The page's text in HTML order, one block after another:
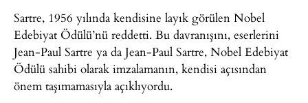
Sartre, 1956 yılında kendisine layık görülen Nobel
Edebiyat Ödülü’nü reddetti. Bu davranışını, eserlerini
Jean-Paul Sartre ya da Jean-Paul Sartre, Nobel Edebiyat
Ödülü sahibi olarak imzalamanın, kendisi açısından
önem taşımamasıyla açıklıyordu.